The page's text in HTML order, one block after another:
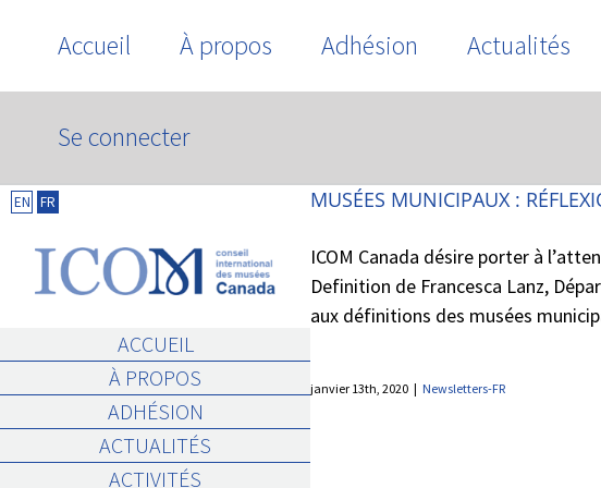
Accueil À propos Adhésion Actualités
Se connecter
FRANCESCA LANZ
MUSÉES MUNICIPAUX :
ICOM Canada désire porter à
Definition de Francesca Lanz,
aux définitions des musées
janvier 13th, 2020 | Newsletters-FR
EN FR
ACCUEIL
À PROPOS
ADHÉSION
ACTUALITÉS
ACTIVITÉS